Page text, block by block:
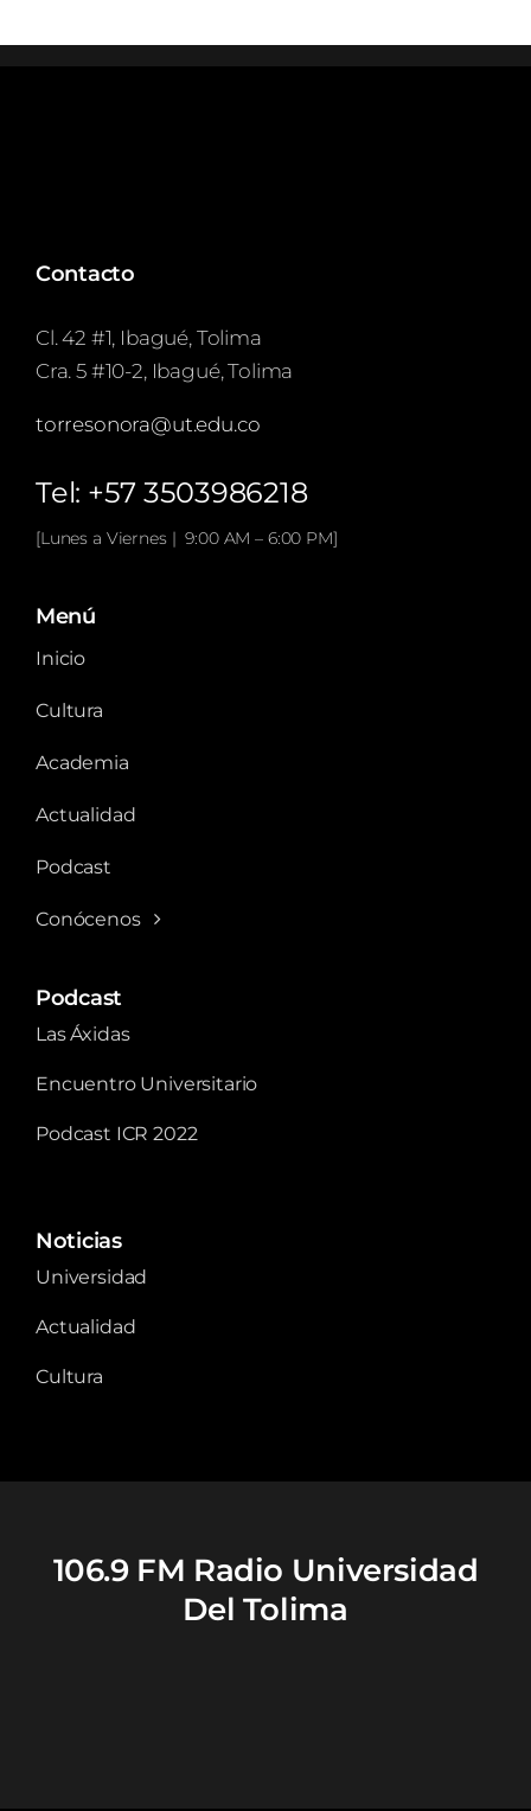
Contacto
Cl. 42 #1, Ibagué, Tolima
Cra. 5 #10-2, Ibagué, Tolima
torresonora@ut.edu.co
Tel: +57 3503986218
[Lunes a Viernes | 9:00 AM – 6:00 PM]
Menú
Inicio
Cultura
Academia
Actualidad
Podcast
Conócenos
Podcast
Las Áxidas
Encuentro Universitario
Podcast ICR 2022
Noticias
Universidad
Actualidad
Cultura
106.9 FM Radio Universidad
Del Tolima